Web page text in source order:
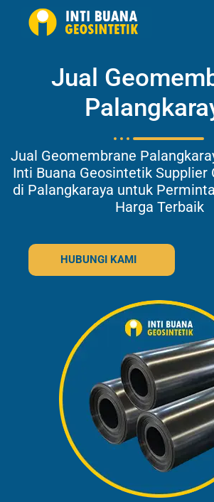
Jual
Jual Geomembrane
Inti Buana Geosintetik Supplier
di Palangkaraya untuk
Harga Terbaik
HUBUNGI KAMI